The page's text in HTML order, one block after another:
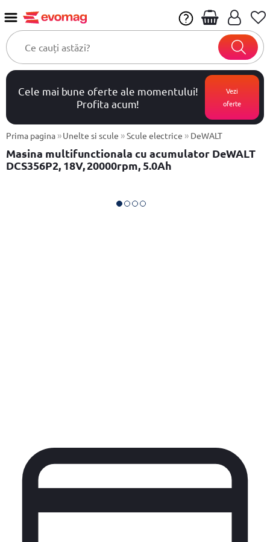
Cele mai bune oferte ale momentului!
Profita acum!
Vezi
oferte
Prima pagina »Unelte si scule »Scule electrice » DeWALT
Masina multifunctionala cu acumulator DeWALT
DCS356P2, 18V, 20000rpm, 5.0Ah